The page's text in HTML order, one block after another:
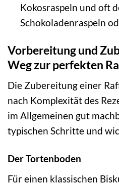
Kokosraspeln und oft
Schokoladenraspeln
Vorbereitung und
Weg zur perfekten
Die Zubereitung einer
nach Komplexität des
im Allgemeinen gut
typischen Schritte und
Der Tortenboden
Für einen klassischen